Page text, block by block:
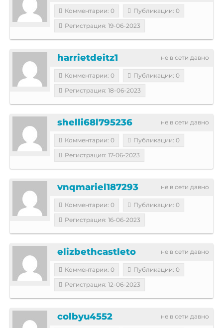
Комментарии: 0
Публикации: 0
Регистрация: 19-06-2023
не в сети давно
harrietdeitz1
Комментарии: 0
Публикации: 0
Регистрация: 18-06-2023
не в сети давно
shelli68l795236
Комментарии: 0
Публикации: 0
Регистрация: 17-06-2023
не в сети давно
vnqmariel187293
Комментарии: 0
Публикации: 0
Регистрация: 16-06-2023
не в сети давно
elizbethcastleto
Комментарии: 0
Публикации: 0
Регистрация: 12-06-2023
не в сети давно
colbyu4552